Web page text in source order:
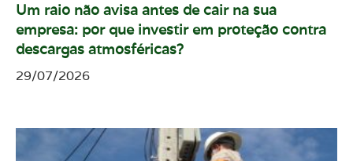
Um raio não avisa antes de cair na sua
empresa: por que investir em proteção contra
descargas atmosféricas?
29/07/2026